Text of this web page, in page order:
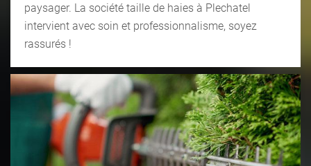
paysager. La société taille de haies à Plechatel
intervient avec soin et professionnalisme, soyez
rassurés !